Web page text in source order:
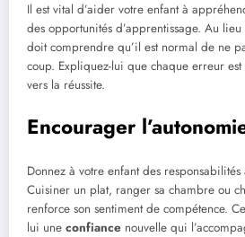
Il est vital d’aider votre enfant à
des opportunités d’apprentissage. Au
doit comprendre qu’il est normal de ne
coup. Expliquez-lui que chaque erreur est
vers la réussite.
Encourager
Donnez à votre enfant des
Cuisiner un plat, ranger sa chambre ou
renforce son sentiment de compétence.
lui une confiance nouvelle qui